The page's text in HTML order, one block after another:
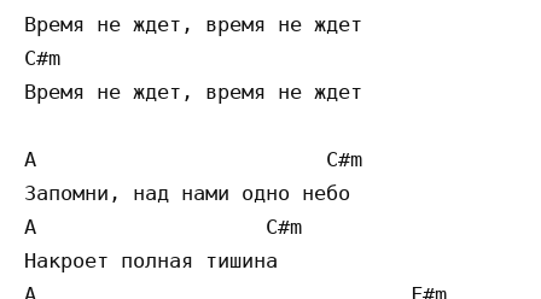
Время не ждет, время не ждет
C#m
Время не ждет, время не ждет
A                        C#m
Запомни, над нами одно небо
A                   C#m
Накроет полная тишина